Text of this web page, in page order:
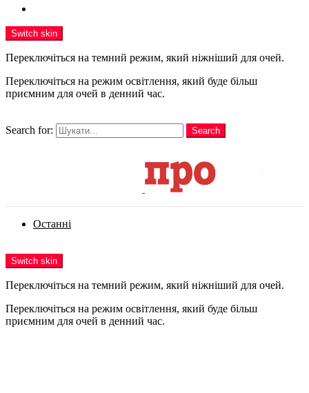
Switch skin
Переключіться на темний режим, який ніжніший для очей.
Переключіться на режим освітлення, який буде більш
приємним для очей в денний час.
Search for:
Search
Останні
Switch skin
Переключіться на темний режим, який ніжніший для очей.
Переключіться на режим освітлення, який буде більш
приємним для очей в денний час.